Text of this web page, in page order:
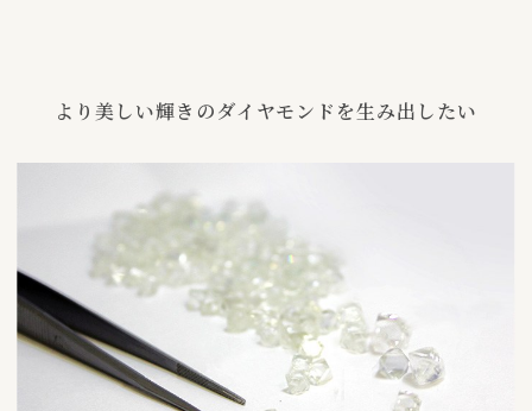
より美しい輝きのダイヤモンドを生み出したい